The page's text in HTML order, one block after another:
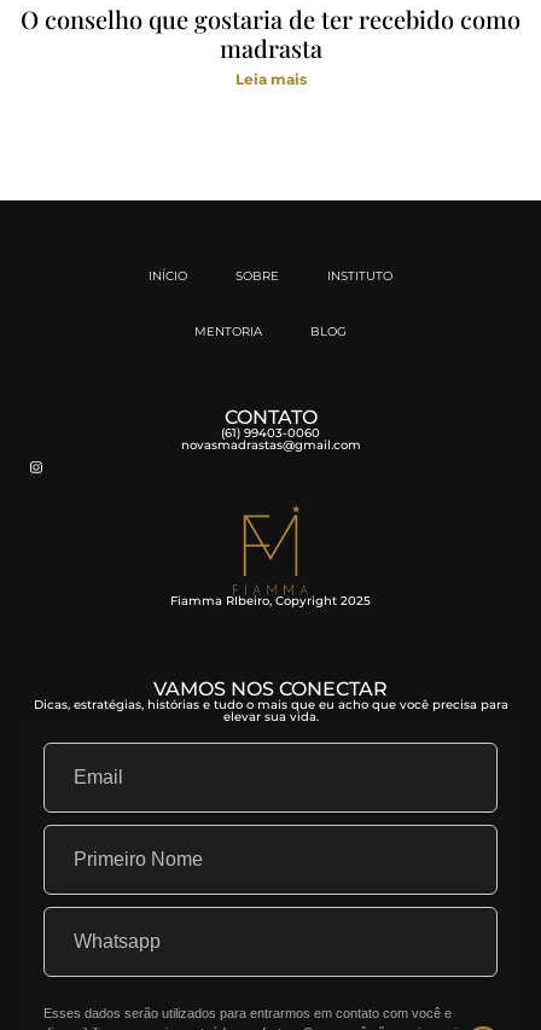
O conselho que gostaria de ter recebido como
madrasta
Leia mais
INÍCIO SOBRE INSTITUTO
MENTORIA BLOG
CONTATO
(61) 99403-0060
novasmadrastas@gmail.com
Fiamma RIbeiro, Copyright 2025
VAMOS NOS CONECTAR
Dicas, estratégias, histórias e tudo o mais que eu acho que você precisa para
elevar sua vida.
Esses dados serão utilizados para entrarmos em contato com você e